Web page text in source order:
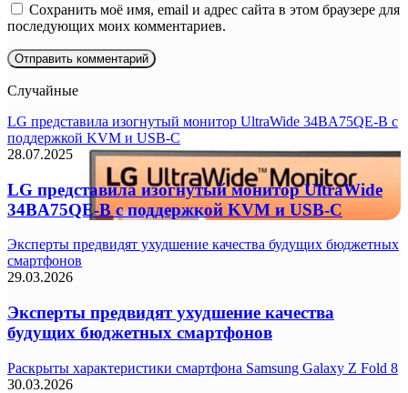
Сохранить моё имя, email и адрес сайта в этом браузере для
последующих моих комментариев.
Случайные
LG представила изогнутый монитор UltraWide 34BA75QE-B с
поддержкой KVM и USB-C
28.07.2025
LG представила изогнутый монитор UltraWide
34BA75QE-B с поддержкой KVM и USB-C
Эксперты предвидят ухудшение качества будущих бюджетных
смартфонов
29.03.2026
Эксперты предвидят ухудшение качества
будущих бюджетных смартфонов
Раскрыты характеристики смартфона Samsung Galaxy Z Fold 8
30.03.2026